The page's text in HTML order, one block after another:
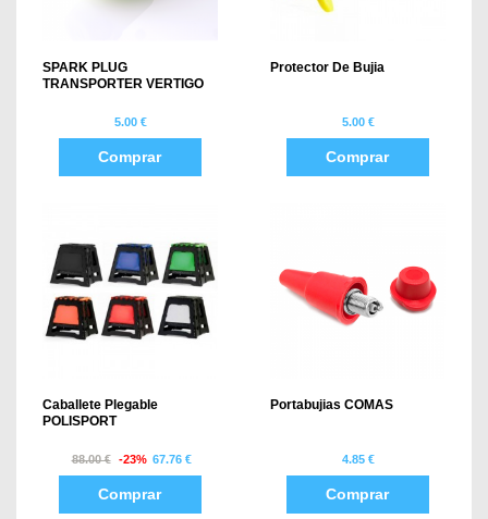
SPARK PLUG
TRANSPORTER VERTIGO
5.00 €
Comprar
Protector De Bujia
5.00 €
Comprar
Caballete Plegable
POLISPORT
88.00 € -23% 67.76 €
Comprar
Portabujias COMAS
4.85 €
Comprar